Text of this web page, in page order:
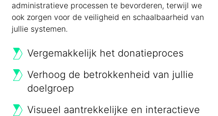
administratieve processen te bevorderen, terwijl we
ook zorgen voor de veiligheid en schaalbaarheid van
jullie systemen.
Vergemakkelijk het donatieproces
Verhoog de betrokkenheid van jullie
doelgroep
Visueel aantrekkelijke en interactieve